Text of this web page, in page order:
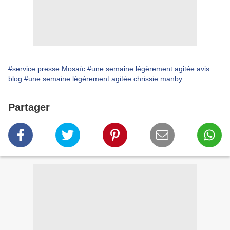
#service presse Mosaïc #une semaine légèrement agitée avis
blog #une semaine légèrement agitée chrissie manby
Partager